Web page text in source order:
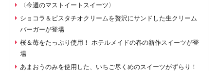
〈今週のマストイートスイーツ〉
ショコラ＆ピスタチオクリームを贅沢にサンドした生クリーム
バーガーが登場
桜＆苺をたっぷり使用！ ホテルメイドの春の新作スイーツが登
場
あまおうのみを使用した、いちご尽くめのスイーツがずらり！